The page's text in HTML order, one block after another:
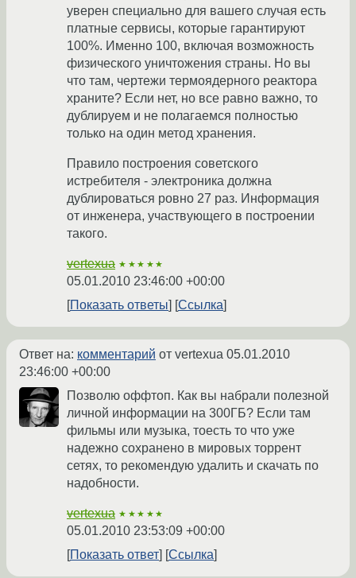
уверен специально для вашего случая есть
платные сервисы, которые гарантируют
100%. Именно 100, включая возможность
физического уничтожения страны. Но вы
что там, чертежи термоядерного реактора
храните? Если нет, но все равно важно, то
дублируем и не полагаемся полностью
только на один метод хранения.
Правило построения советского
истребителя - электроника должна
дублироваться ровно 27 раз. Информация
от инженера, участвующего в построении
такого.
vertexua ★★★★★
05.01.2010 23:46:00 +00:00
Показать ответы
Ссылка
Ответ на: комментарий от vertexua 05.01.2010
23:46:00 +00:00
Позволю оффтоп. Как вы набрали полезной
личной информации на 300ГБ? Если там
фильмы или музыка, тоесть то что уже
надежно сохранено в мировых торрент
сетях, то рекомендую удалить и скачать по
надобности.
vertexua ★★★★★
05.01.2010 23:53:09 +00:00
Показать ответ
Ссылка